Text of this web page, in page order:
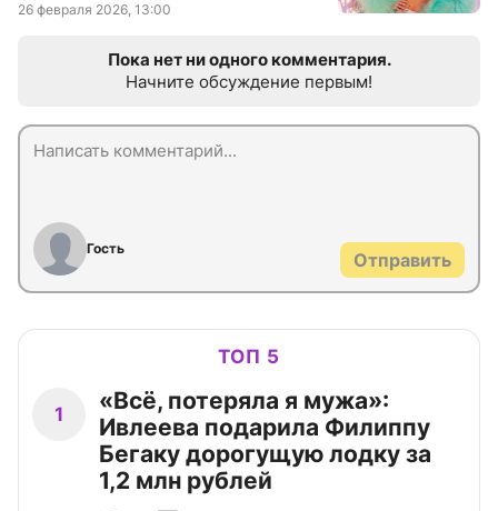
26 февраля 2026, 13:00
Пока нет ни одного комментария.
Начните обсуждение первым!
Гость
Отправить
ТОП 5
1
«Всё, потеряла я мужа»:
Ивлеева подарила Филиппу
Бегаку дорогущую лодку за
1,2 млн рублей